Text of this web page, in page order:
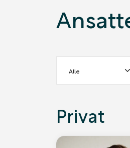
Alle
Privat